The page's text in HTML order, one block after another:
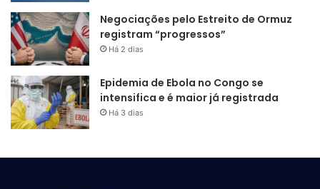
Negociações pelo Estreito de Ormuz
registram “progressos”
Há 2 dias
Epidemia de Ebola no Congo se
intensifica e é maior já registrada
Há 3 dias